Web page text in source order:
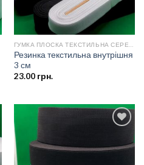
Резинка текстильна внутрішня
3 см
23.00грн.
списку